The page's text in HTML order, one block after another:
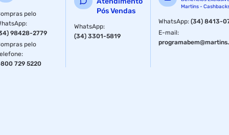
pelo
:
98428-2779
pelo
:
729 5220
Pós Vendas
WhatsApp:
(34) 3301-5819
Martins -
WhatsApp:(34) 8413-
E-mail: